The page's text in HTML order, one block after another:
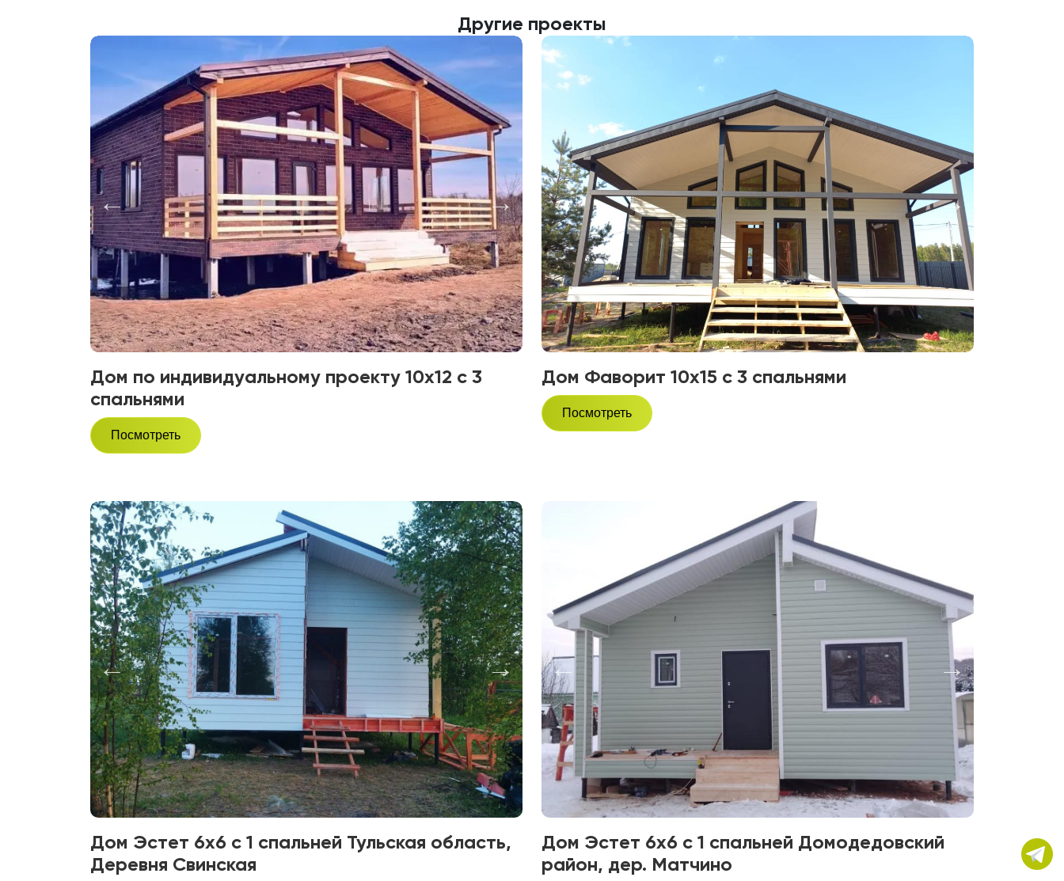
Другие проекты
Дом по индивидуальному проекту 10х12 с 3
спальнями
Посмотреть
Дом Фаворит 10х15 с 3 спальнями
Посмотреть
Дом Эстет 6х6 с 1 спальней Тульская область,
Деревня Свинская
Дом Эстет 6х6 с 1 спальней Домодедовский
район, дер. Матчино